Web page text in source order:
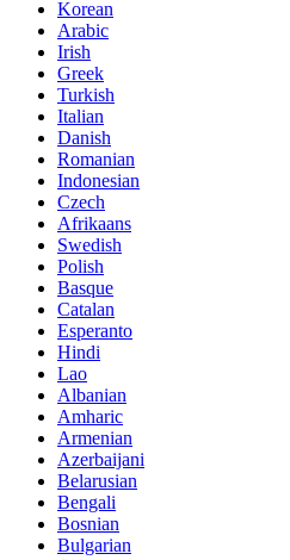
Korean
Arabic
Irish
Greek
Turkish
Italian
Danish
Romanian
Indonesian
Czech
Afrikaans
Swedish
Polish
Basque
Catalan
Esperanto
Hindi
Lao
Albanian
Amharic
Armenian
Azerbaijani
Belarusian
Bengali
Bosnian
Bulgarian